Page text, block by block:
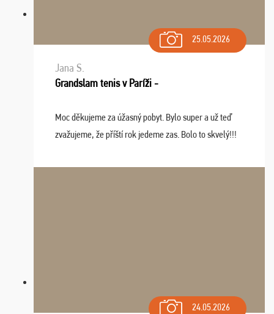
25.05.2026
Jana S.
Grandslam tenis v Paríži -
Moc děkujeme za úžasný pobyt. Bylo super a už teď
zvažujeme, že příští rok jedeme zas. Bolo to skvelý!!!
24.05.2026